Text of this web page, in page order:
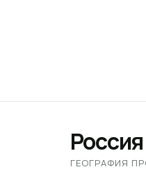
Россия
ГЕОГРАФИЯ